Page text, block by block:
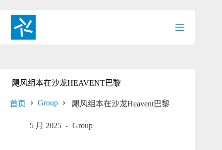
飓风组本在沙龙HEAVENT巴黎
首页 Group 飓风组本在沙龙Heavent巴黎
5 月 2025 Group